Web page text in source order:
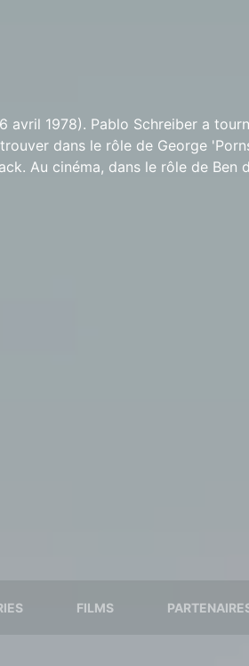
avril 1978). Pablo Schreiber a
dans le rôle de George
Au cinéma, dans le rôle de Ben
FILMS